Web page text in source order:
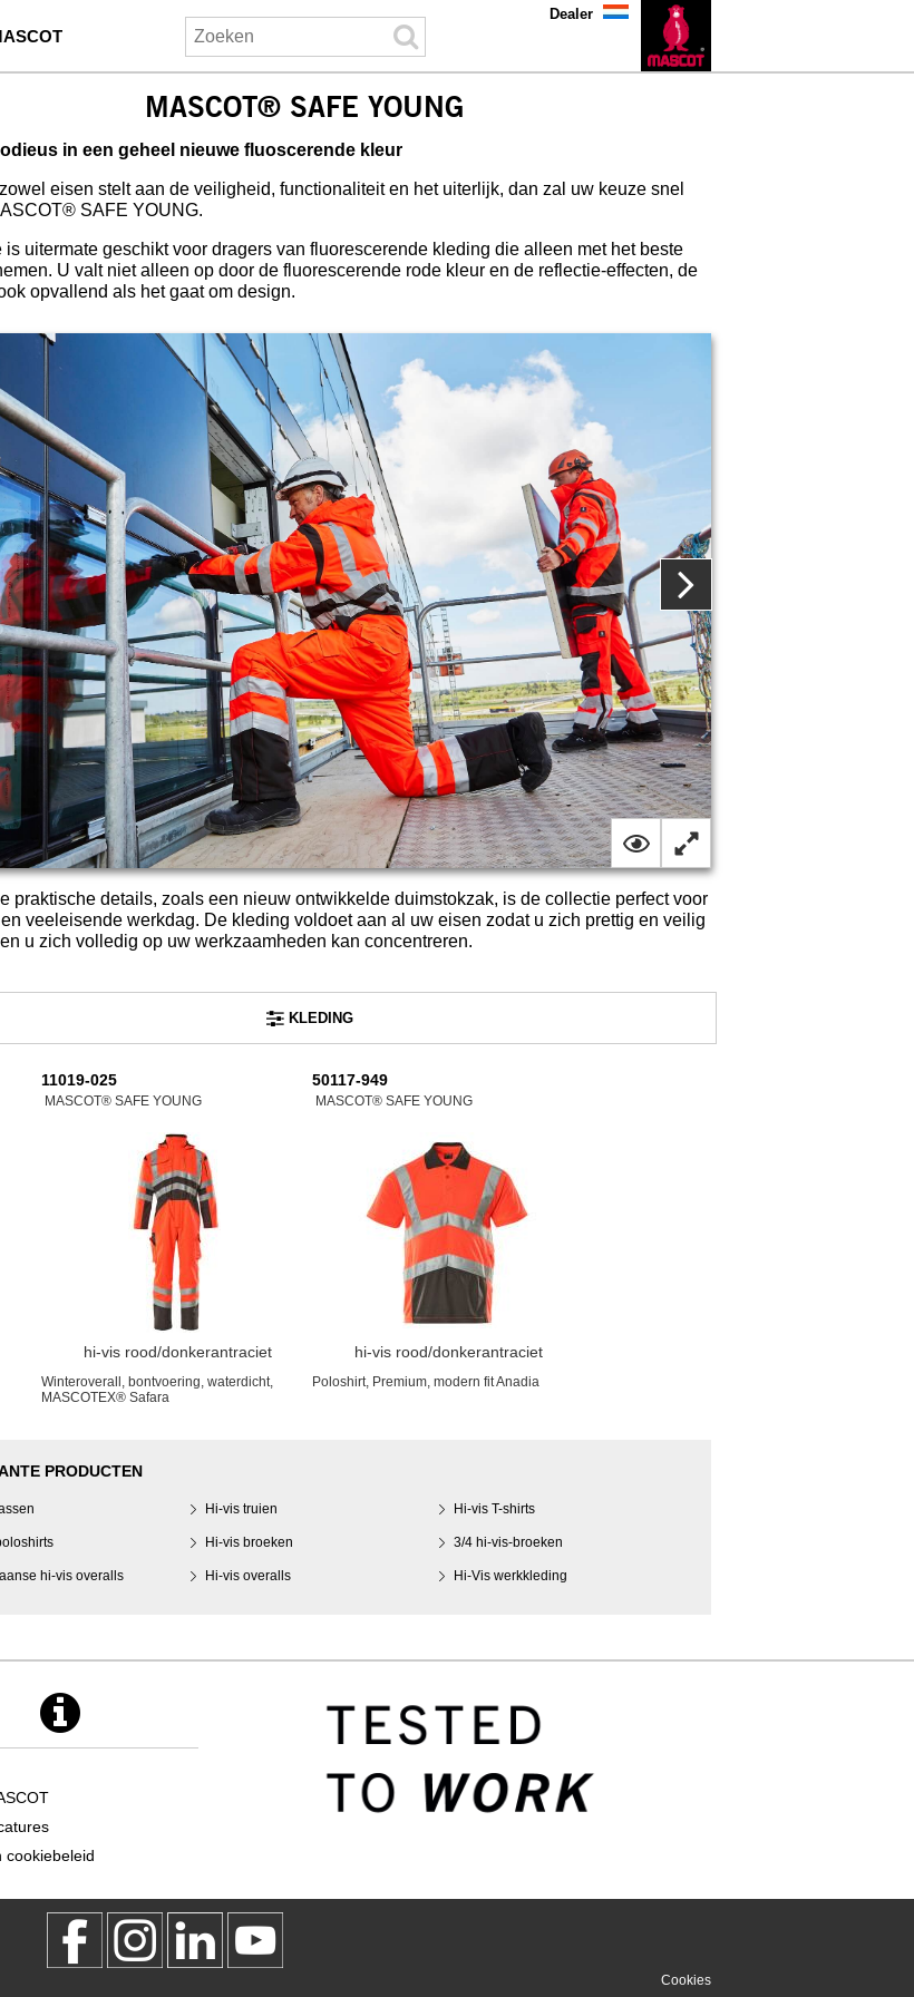
Dealer
MASCOT® SAFE YOUNG
in een geheel nieuwe fluoscerende kleur
eisen stelt aan de veiligheid, functionaliteit en het uiterlijk, dan zal uw keuze snel
SAFE YOUNG.
is uitermate geschikt voor dragers van fluorescerende kleding die alleen met het beste
U valt niet alleen op door de fluorescerende rode kleur en de reflectie-effecten, de
opvallend als het gaat om design.
praktische details, zoals een nieuw ontwikkelde duimstokzak, is de collectie perfect voor
veeleisende werkdag. De kleding voldoet aan al uw eisen zodat u zich prettig en veilig
u zich volledig op uw werkzaamheden kan concentreren.
KLEDING
11019-025
MASCOT® SAFE YOUNG
hi-vis rood/donkerantraciet
Winteroverall, bontvoering, waterdicht,
MASCOTEX® Safara
50117-949
MASCOT® SAFE YOUNG
hi-vis rood/donkerantraciet
Poloshirt, Premium, modern fit Anadia
PRODUCTEN
Hi-vis truien Hi-vis T-shirts
Hi-vis broeken 3/4 hi-vis-broeken
hi-vis overalls Hi-vis overalls Hi-Vis werkkleding
cookiebeleid
Cookies